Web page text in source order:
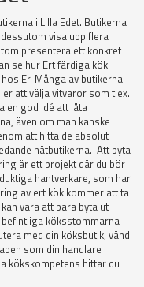
i Lilla Edet. Butikerna
visa upp flera
presentera ett konkret
se hur Ert färdiga kök
Er. Många av butikerna
att välja vitvaror som t.ex.
en god idé att låta
även om man kanske
att hitta de absolut
nätbutikerna. Att byta
är ett projekt där du bör
hantverkare, som har
av ert kök kommer att ta
vara att bara byta ut
köksstommarna
med din köksbutik, vänd
som din handlare
kökskompetens hittar du